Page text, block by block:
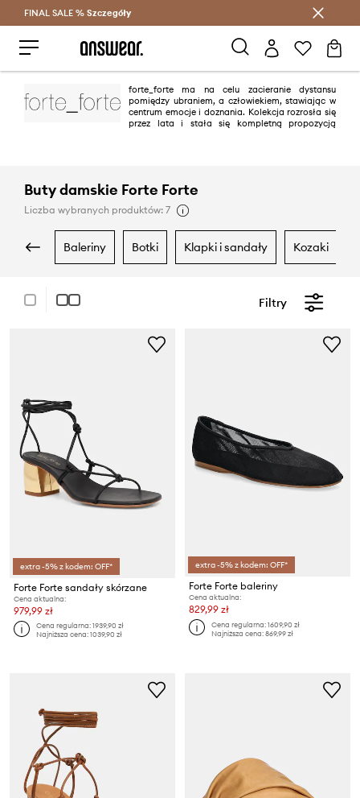
Oszczędzaj z Answear Club >
FINAL SALE % Szczegóły
forte_forte ma na celu zacieranie dystansu
pomiędzy ubraniem, a człowiekiem, stawiając w
centrum emocje i doznania. Kolekcja rozrosła się
przez lata i stała się kompletną propozycją
Buty damskie Forte Forte
Liczba wybranych produktów: 7
baleriny botki klapki i sandały kozaki
Filtry
extra -5% z kodem: OFF*
Forte Forte sandały skórzane
Cena aktualna:
979,99 zł
Cena regularna:1939,90 zł
Najniższa cena:1039,90 zł
extra -5% z kodem: OFF*
Forte Forte baleriny
Cena aktualna:
829,99 zł
Cena regularna:1609,90 zł
Najniższa cena:869,99 zł